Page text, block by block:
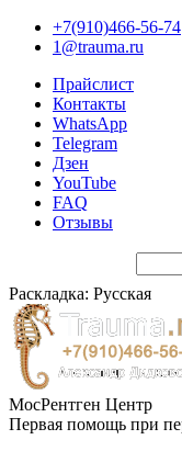
+7(910)466-56-74
1@trauma.ru
Прайслист
Контакты
WhatsApp
Telegram
Дзен
YouTube
FAQ
Отзывы
Раскладка: Русская
МосРентген Центр
Первая помощь при